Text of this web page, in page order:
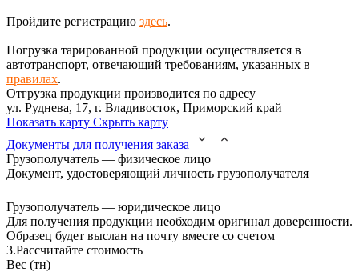
Пройдите регистрацию здесь.
Погрузка тарированной продукции осуществляется в
автотранспорт, отвечающий требованиям, указанных в
правилах.
Отгрузка продукции производится по адресу
ул. Руднева, 17, г. Владивосток, Приморский край
Показать карту Скрыть карту
Документы для получения заказа
Грузополучатель — физическое лицо
Документ, удостоверяющий личность грузополучателя
Грузополучатель — юридическое лицо
Для получения продукции необходим оригинал доверенности.
Образец будет выслан на почту вместе со счетом
3.Рассчитайте стоимость
Вес (тн)